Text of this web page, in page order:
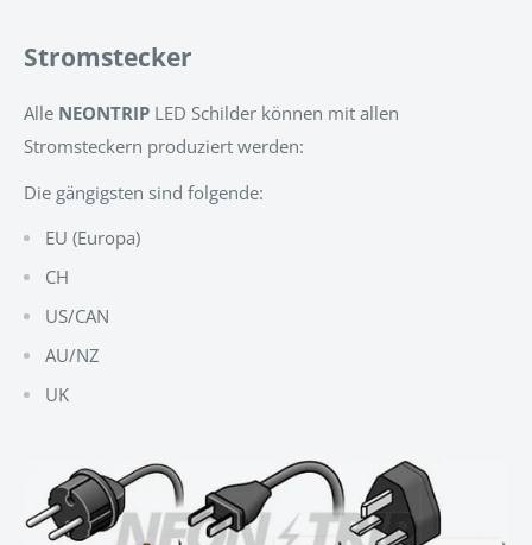
Stromstecker
Alle NEONTRIP LED Schilder können mit allen
Stromsteckern produziert werden:
Die gängigsten sind folgende:
EU (Europa)
CH
US/CAN
AU/NZ
UK